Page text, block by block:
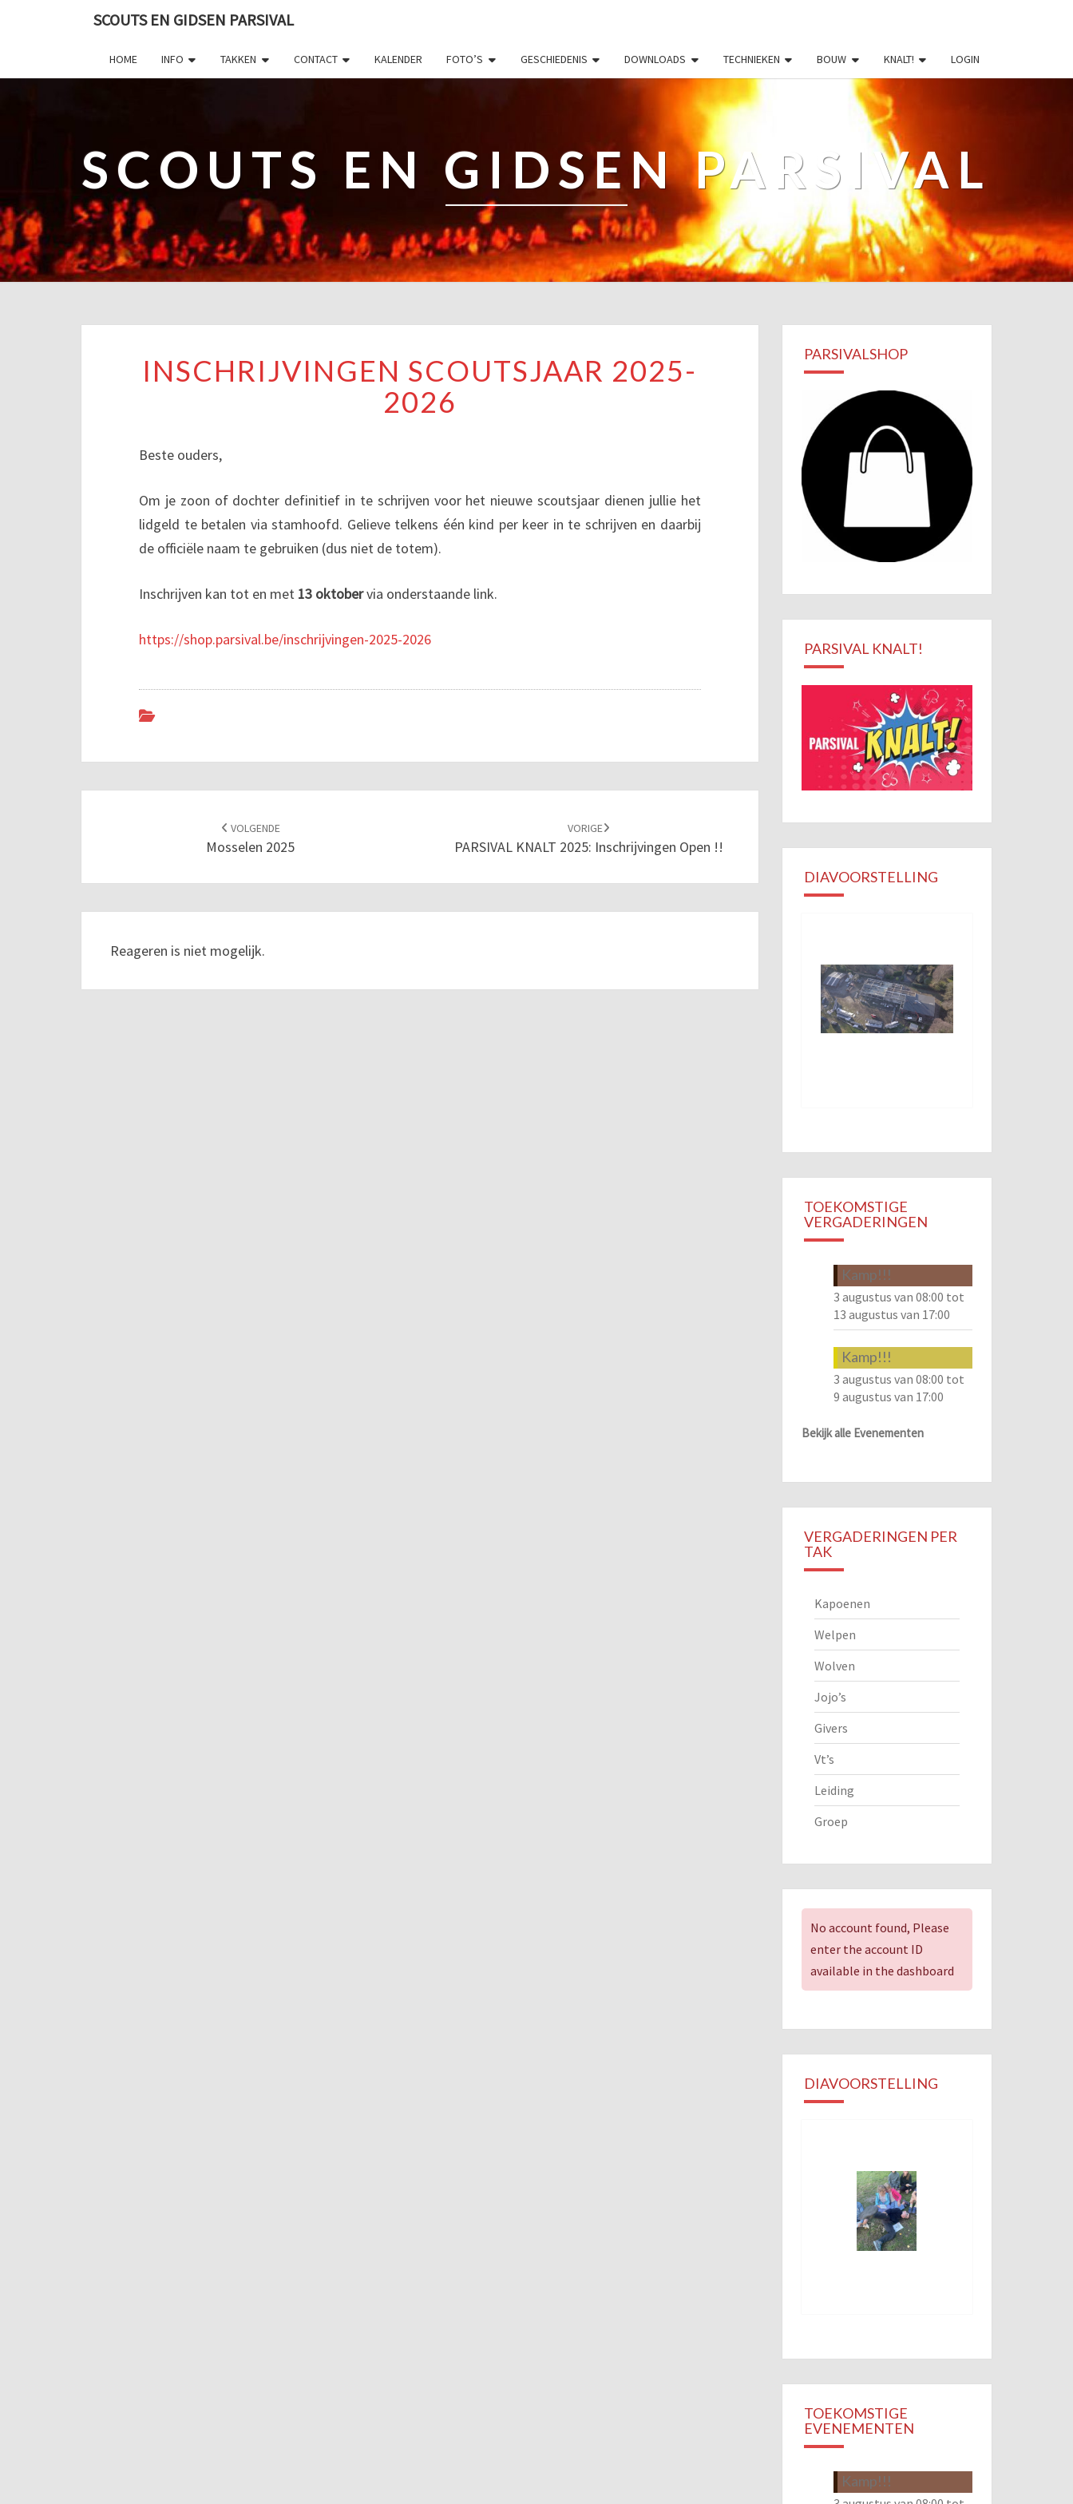
SCOUTS EN GIDSEN PARSIVAL
HOME INFO TAKKEN CONTACT KALENDER FOTO’S GESCHIEDENIS DOWNLOADS TECHNIEKEN BOUW KNALT! LOGIN
SCOUTS EN GIDSEN PARSIVAL
SCOUTSJAAR
2025-
2026
INSCHRIJVINGEN SCOUTSJAAR 2025-
2026
Beste ouders,
Om je zoon of dochter definitief in te schrijven voor het nieuwe scoutsjaar dienen jullie het
lidgeld te betalen via stamhoofd. Gelieve telkens één kind per keer in te schrijven en daarbij
de officiële naam te gebruiken (dus niet de totem).
Inschrijven kan tot en met 13 oktobervia onderstaande link.
https://shop.parsival.be/inschrijvingen-2025-2026
VOLGENDE
Mosselen 2025
VORIGE
PARSIVAL KNALT 2025: Inschrijvingen Open !!
Reageren is niet mogelijk.
PARSIVALSHOP
PARSIVAL KNALT!
DIAVOORSTELLING
TOEKOMSTIGE
VERGADERINGEN
Kamp!!!
3 augustus van 08:00 tot
13 augustus van 17:00
Kamp!!!
3 augustus van 08:00 tot
9 augustus van 17:00
Bekijk alle Evenementen
VERGADERINGEN PER
TAK
Kapoenen
Welpen
Wolven
Jojo’s
Givers
Vt’s
Leiding
Groep
No account found, Please
enter the account ID
available in the dashboard
DIAVOORSTELLING
TOEKOMSTIGE
EVENEMENTEN
Kamp!!!